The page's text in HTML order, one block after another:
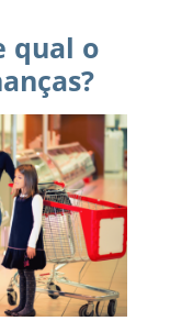
qual o